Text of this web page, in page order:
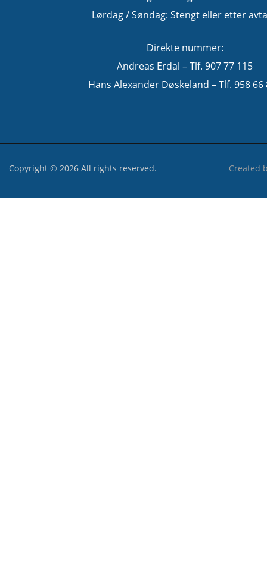
Lørdag / Søndag: Stengt eller etter
Direkte nummer:
Andreas Erdal – Tlf. 907 77 115
Hans Alexander Døskeland – Tlf. 958 66
Copyright © 2026 All rights reserved. Created